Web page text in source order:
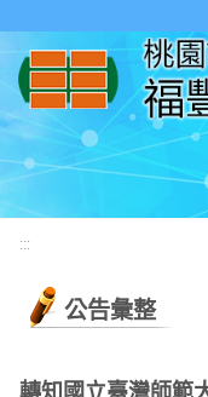
:::
公告彙整
轉知國立臺灣師範